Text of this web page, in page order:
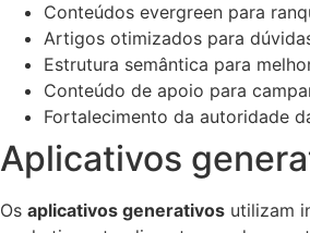
Conteúdos evergreen para
Artigos otimizados para
Estrutura semântica para
Conteúdo de apoio para
Fortalecimento da autoridade
Aplicativos
Os aplicativos generativos utilizam